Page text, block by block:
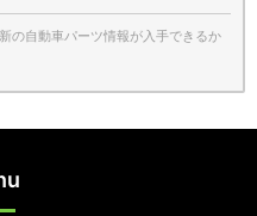
の自動車パーツ情報が入手できるか